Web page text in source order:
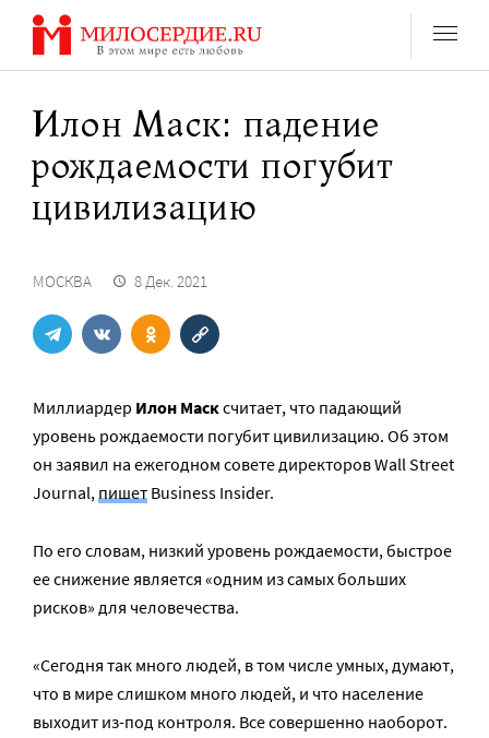
Перейти
содержанию
Илон Маск: падение
рождаемости погубит
цивилизацию
МОСКВА 8 Дек. 2021
Миллиардер Илон Масксчитает, что падающий
уровень рождаемости погубит цивилизацию. Об этом
он заявил на ежегодном совете директоров Wall Street
Journal,пишет Business Insider.
По его словам, низкий уровень рождаемости, быстрое
ее снижение является «одним из самых больших
рисков» для человечества.
«Сегодня так много людей, в том числе умных, думают,
что в мире слишком много людей, и что население
выходит из-под контроля. Все совершенно наоборот.